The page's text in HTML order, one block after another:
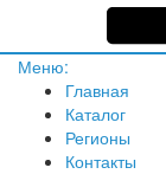
Меню:
Главная
Каталог
Регионы
Контакты